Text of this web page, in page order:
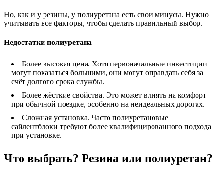
Но, как и у резины, у полиуретана есть свои минусы. Нужно
учитывать все факторы, чтобы сделать правильный выбор.
Недостатки полиуретана
Более высокая цена. Хотя первоначальные инвестиции
могут показаться большими, они могут оправдать себя за
счёт долгого срока службы.
Более жёсткие свойства. Это может влиять на комфорт
при обычной поездке, особенно на неидеальных дорогах.
Сложная установка. Часто полиуретановые
сайлентблоки требуют более квалифицированного подхода
при установке.
Что выбрать? Резина или полиуретан?